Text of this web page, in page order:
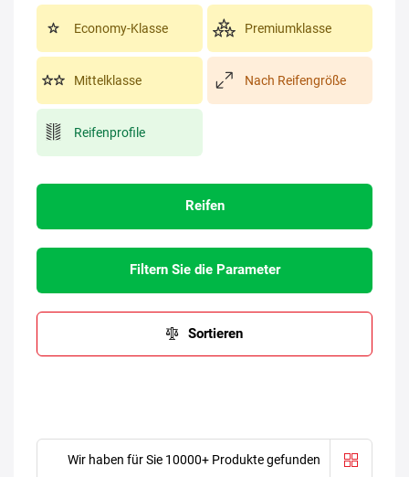
Economy-Klasse Premiumklasse
Mittelklasse Nach Reifengröße
Reifenprofile
Reifen
Filtern Sie die Parameter
Sortieren
Wir haben für Sie 10000+ Produkte gefunden